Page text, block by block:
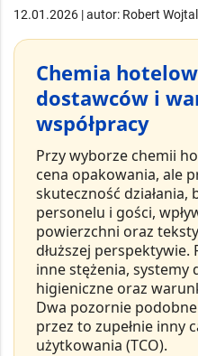
12.01.2026 | autor: Robert
Chemia
dostawców i
współpracy
Przy wyborze chemii
cena opakowania, ale
skuteczność działania,
personelu i gości,
powierzchni oraz
dłuższej perspektywie.
inne stężenia,
higieniczne oraz
Dwa pozornie
przez to zupełnie inny
użytkowania (TCO).